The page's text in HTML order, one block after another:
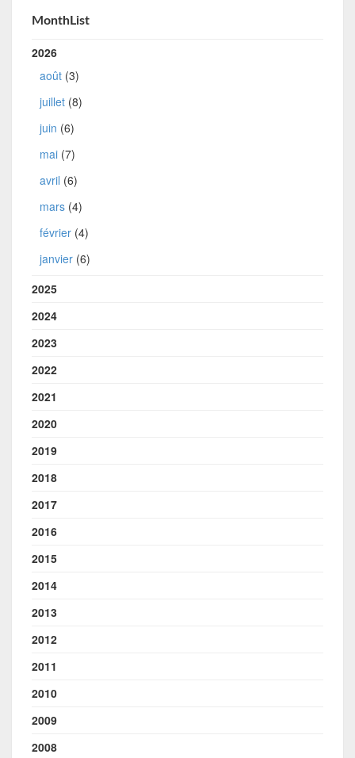
MonthList
2026
août (3)
juillet (8)
juin (6)
mai (7)
avril (6)
mars (4)
février (4)
janvier (6)
2025
2024
2023
2022
2021
2020
2019
2018
2017
2016
2015
2014
2013
2012
2011
2010
2009
2008